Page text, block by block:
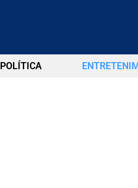
POLÍTICA